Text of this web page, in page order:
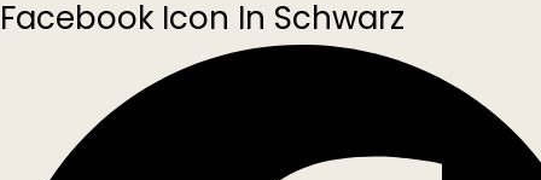
Facebook Icon In Schwarz